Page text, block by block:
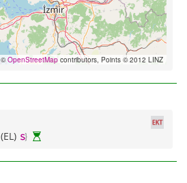
© OpenStreetMap contributors, Points © 2012 LINZ
(EL)